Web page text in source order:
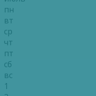
пн
вт
ср
чт
пт
сб
вс
1